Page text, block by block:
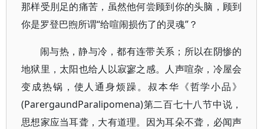
那样受刖足的痛苦，虽然他何尝顾到你的头脑，顾到
你是罗登巴煦所谓“给喧闹损伤了的灵魂”？
闹与热，静与冷，都有连带关系；所以在阴惨的
地狱里，太阳也给人以寂寥之感。人声喧杂，冷屋会
变成热锅，使人通身烦躁。叔本华《哲学小品》
(ParergaundParalipomena)第二百七十八节中说，
思想家应当耳聋，大有道理。因为耳朵不聋，必闻声